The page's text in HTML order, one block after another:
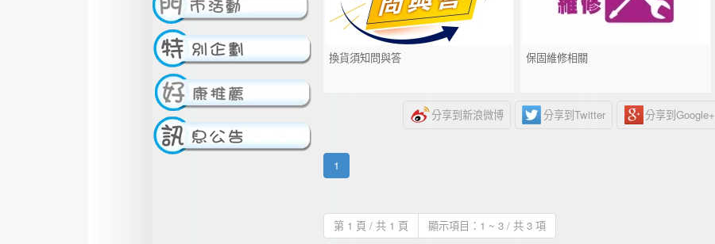
換貨須知問與答 保固維修相關
分享到Google+
分享到Twitter
分享到新浪微博
1
第 1 頁 / 共 1 頁 顯示項目：1 ~ 3 / 共 3 項